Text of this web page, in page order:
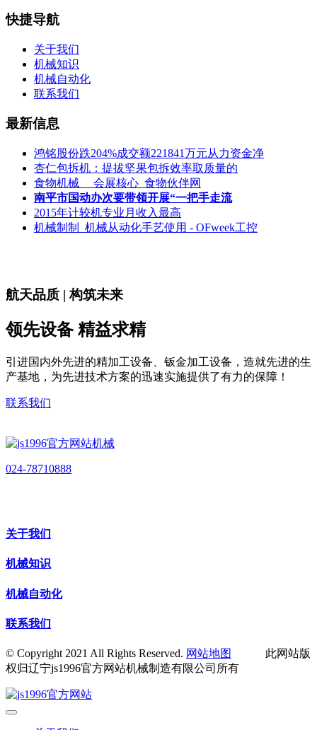
快捷导航
关于我们
机械知识
机械自动化
联系我们
最新信息
鸿铭股份跌204%成交额221841万元从力资金净
杏仁包拆机：提拔坚果包拆效率取质量的
食物机械 __会展核心_食物伙伴网
南平市国动办次要带领开展“一把手走流
2015年计较机专业月收入最高
机械制制_机械从动化手艺使用 - OFweek工控
航天品质 | 构筑未来
领先设备 精益求精
引进国内外先进的精加工设备、钣金加工设备，造就先进的生
产基地，为先进技术方案的迅速实施提供了有力的保障！
联系我们
024-78710888
关于我们
机械知识
机械自动化
联系我们
© Copyright 2021 All Rights Reserved. 网站地图
此网站版
权归辽宁js1996官方网站机械制造有限公司所有